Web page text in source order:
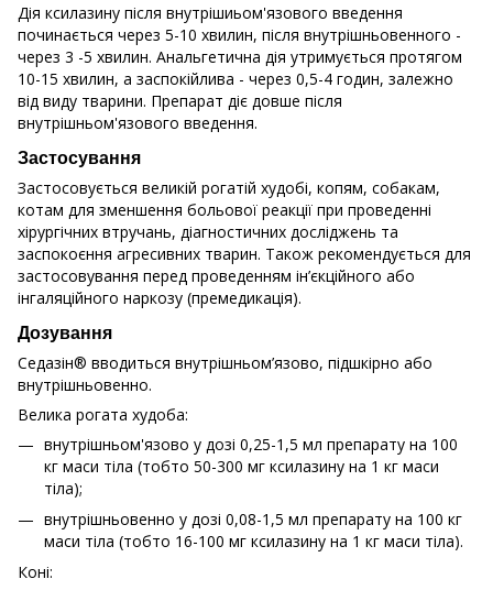
Дія ксилазину після внутрішиьом'язового введення
починається через 5-10 хвилин, після внутрішньовенного -
через 3 -5 хвилин. Анальгетична дія утримується протягом
10-15 хвилин, а заспокійлива - через 0,5-4 годин, залежно
від виду тварини. Препарат діє довше після
внутрішньом'язового введення.
Застосування
Застосовується великій рогатій худобі, копям, собакам,
котам для зменшення больової реакції при проведенні
хірургічних втручань, діагностичних досліджень та
заспокоєння агресивних тварин. Також рекомендується для
застосовування перед проведенням ін’єкційного або
інгаляційного наркозу (премедикація).
Дозування
Седазін® вводиться внутрішньом’язово, підшкірно або
внутрішньовенно.
Велика рогата худоба:
внутрішньом'язово у дозі 0,25-1,5 мл препарату на 100
кг маси тіла (тобто 50-300 мг ксилазину на 1 кг маси
тіла);
внутрішньовенно у дозі 0,08-1,5 мл препарату на 100 кг
маси тіла (тобто 16-100 мг ксилазину на 1 кг маси тіла).
Коні: